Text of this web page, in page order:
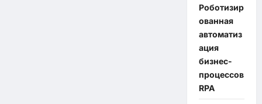
Роботизир
ованная
автоматиз
ация
бизнес-
процессов
RPA